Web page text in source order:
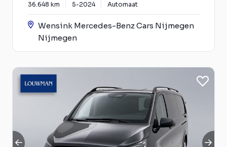
36.648 km 5-2024 Automaat
Wensink Mercedes-Benz Cars Nijmegen
Nijmegen